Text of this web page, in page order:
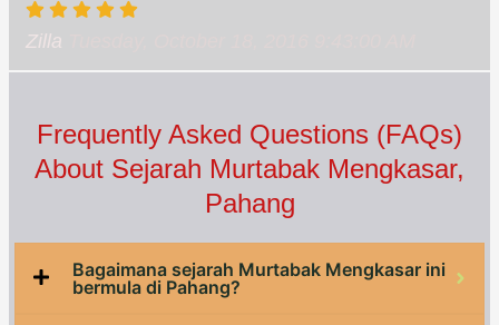
Zilla
Frequently Asked Questions (FAQs)
About Sejarah Murtabak Mengkasar,
Pahang
Bagaimana sejarah Murtabak Mengkasar ini
bermula di Pahang?